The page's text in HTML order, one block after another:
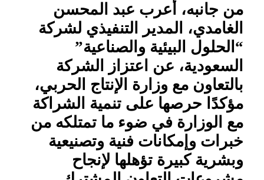
من جانبه، أعرب عبد المحسن
الغامدي، المدير التنفيذي لشركة
“الحلول البيئية والصناعية”
السعودية، عن اعتزاز الشركة
بالتعاون مع وزارة الإنتاج الحربي،
مؤكدًا حرصها على تنمية الشراكة
مع الوزارة في ضوء ما تمتلكه من
خبرات وإمكانات فنية وتصنيعية
وبشرية كبيرة تؤهلها لإنجاح